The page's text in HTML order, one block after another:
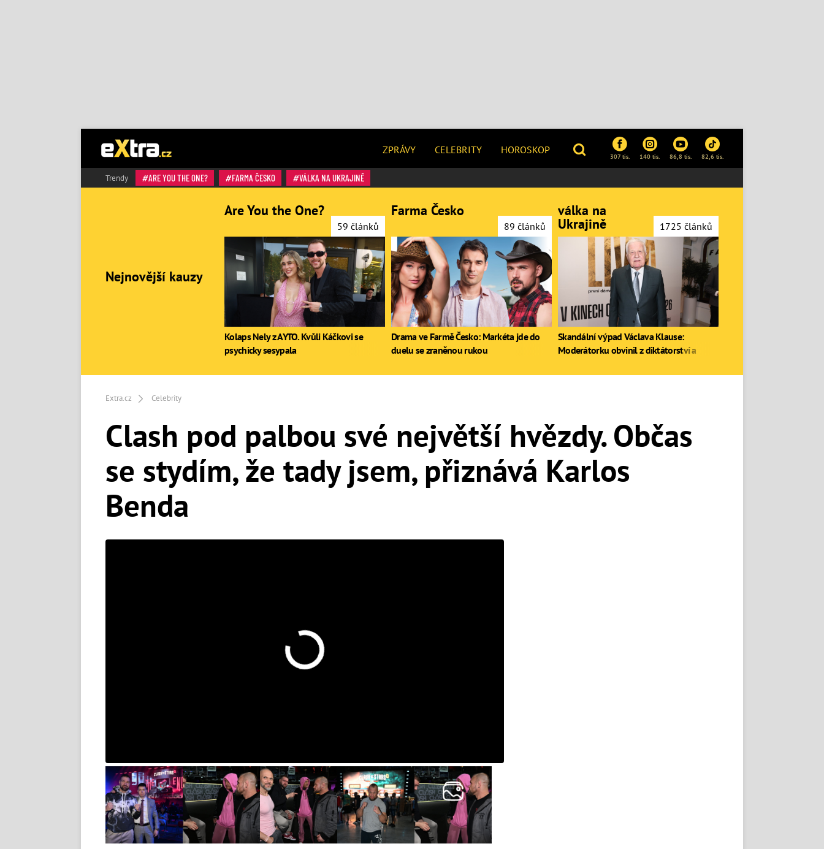
ZPRÁVY CELEBRITY HOROSKOP
307 tis. 140 tis. 86,8 tis. 82,6 tis.
Trendy ARE YOU THE ONE? FARMA ČESKO VÁLKA NA UKRAJINĚ
Extra.cz Celebrity
Clash pod palbou své největší hvězdy. Občas
se stydím, že tady jsem, přiznává Karlos
Benda
Nejnovější kauzy
Are You the One?
59 článků
Kolaps Nely z AYTO. Kvůli Káčkovi se
psychicky sesypala
Farma Česko
89 článků
Drama ve Farmě Česko: Markéta jde do
duelu se zraněnou rukou
válka na
Ukrajině 1725 článků
Skandální výpad Václava Klause:
Moderátorku obvinil z diktátorství a